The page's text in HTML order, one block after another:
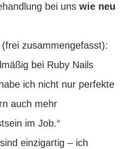
bei uns wie neu
zusammengefasst):
bei Ruby Nails
ich nicht nur perfekte
auch mehr
im Job.“
einzigartig – ich